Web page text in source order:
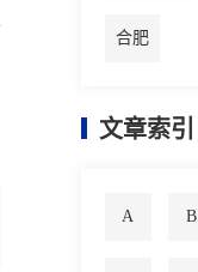
合肥
文章索引
A B